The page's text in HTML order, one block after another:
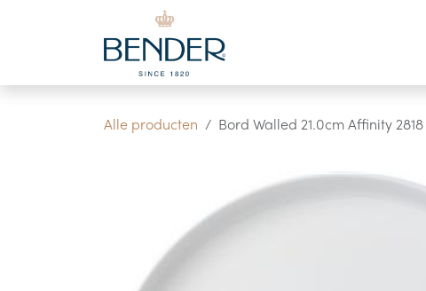
Overslaan naar inhoud
Alle producten Bord Walled 21.0cm Affinity 2818